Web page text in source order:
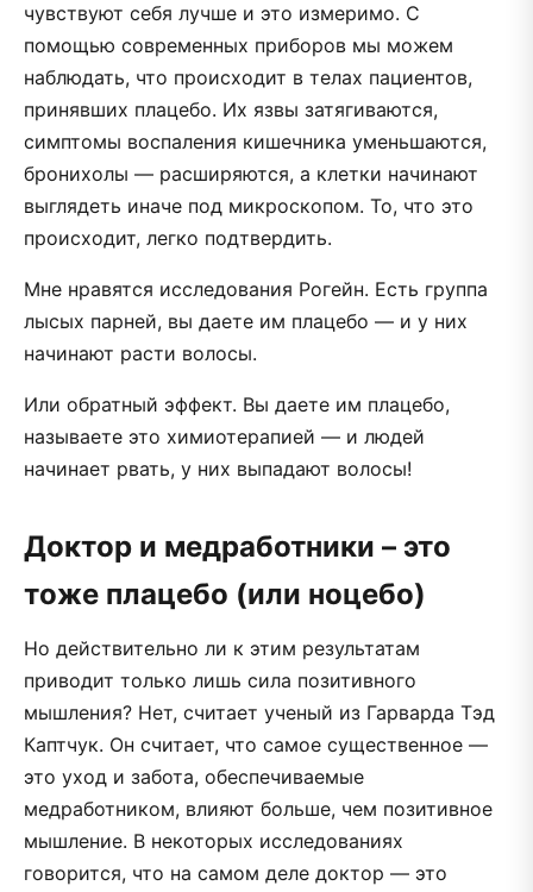
чувствуют себя лучше и это измеримо. С
помощью современных приборов мы можем
наблюдать, что происходит в телах пациентов,
принявших плацебо. Их язвы затягиваются,
симптомы воспаления кишечника уменьшаются,
бронихолы — расширяются, а клетки начинают
выглядеть иначе под микроскопом. То, что это
происходит, легко подтвердить.
Мне нравятся исследования Рогейн. Есть группа
лысых парней, вы даете им плацебо — и у них
начинают расти волосы.
Или обратный эффект. Вы даете им плацебо,
называете это химиотерапией — и людей
начинает рвать, у них выпадают волосы!
Доктор и медработники – это
тоже плацебо (или ноцебо)
Но действительно ли к этим результатам
приводит только лишь сила позитивного
мышления? Нет, считает ученый из Гарварда Тэд
Каптчук. Он считает, что самое существенное —
это уход и забота, обеспечиваемые
медработником, влияют больше, чем позитивное
мышление. В некоторых исследованиях
говорится, что на самом деле доктор — это